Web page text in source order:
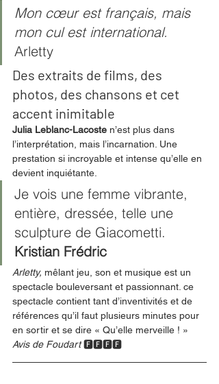
Mon cœur est français, mais
mon cul est international.
Arletty
Des extraits de films, des
photos, des chansons et cet
accent inimitable
Julia Leblanc-Lacoste n’est plus dans
l’interprétation, mais l’incarnation. Une
prestation si incroyable et intense qu’elle en
devient inquiétante.
Je vois une femme vibrante,
entière, dressée, telle une
sculpture de Giacometti.
Kristian Frédric
Arletty, mêlant jeu, son et musique est un
spectacle bouleversant et passionnant. ce
spectacle contient tant d’inventivités et de
références qu’il faut plusieurs minutes pour
en sortir et se dire « Qu’elle merveille ! »
Avis de Foudart 🅵🅵🅵🅵